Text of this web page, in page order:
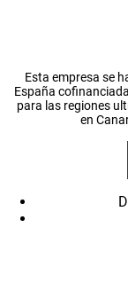
Esta empresa se
España
para las regiones
en